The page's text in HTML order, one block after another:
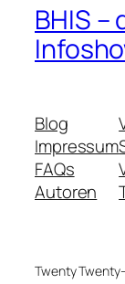
BHIS
Blog
Impressum
FAQs
Autoren
Twenty